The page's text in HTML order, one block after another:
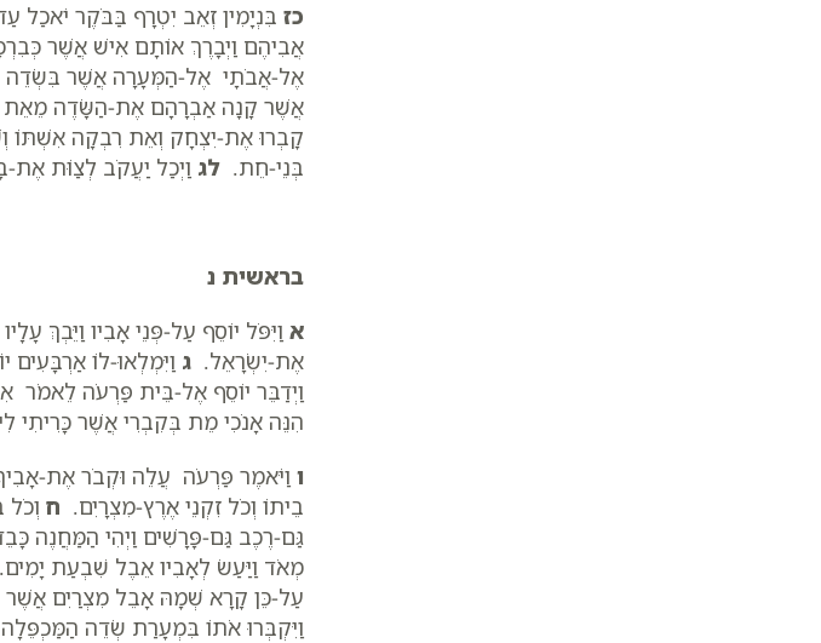
כז בִּנְיָמִין זְאֵב יִטְרָף בַּבֹּקֶר יֹאכַל
אֲבִיהֶם וַיְבָרֶךְ אוֹתָם אִישׁ אֲשֶׁר
אֶל-אֲבֹתָי אֶל-הַמְּעָרָה אֲשֶׁר בִּשְׂדֵה
אֲשֶׁר קָנָה אַבְרָהָם אֶת-הַשָּׂדֶה מֵאֵת
קָבְרוּ אֶת-יִצְחָק וְאֵת רִבְקָה אִשְׁתּוֹ
בְּנֵי-חֵת. לג וַיְכַל יַעֲקֹב לְצַוֹּת אֶת-
בראשית נ
א וַיִּפֹּל יוֹסֵף עַל-פְּנֵי אָבִיו וַיֵּבְךְּ
אֶת-יִשְׂרָאֵל. ג וַיִּמְלְאוּ-לוֹ אַרְבָּעִים
וַיְדַבֵּר יוֹסֵף אֶל-בֵּית פַּרְעֹה לֵאמֹר
הִנֵּה אָנֹכִי מֵת בְּקִבְרִי אֲשֶׁר כָּרִיתִי
ו וַיֹּאמֶר פַּרְעֹה עֲלֵה וּקְבֹר אֶת-
בֵיתוֹ וְכֹל זִקְנֵי אֶרֶץ-מִצְרָיִם. ח וְכֹל
גַּם-רֶכֶב גַּם-פָּרָשִׁים וַיְהִי הַמַּחֲנֶה
מְאֹד וַיַּעַשׂ לְאָבִיו אֵבֶל שִׁבְעַת יָמִים.
עַל-כֵּן קָרָא שְׁמָהּ אָבֵל מִצְרַיִם אֲשֶׁר
וַיִּקְבְּרוּ אֹתוֹ בִּמְעָרַת שְׂדֵה